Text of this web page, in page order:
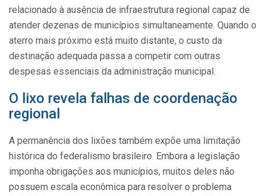
relacionado à ausência de infraestrutura regional capaz de
atender dezenas de municípios simultaneamente. Quando o
aterro mais próximo está muito distante, o custo da
destinação adequada passa a competir com outras
despesas essenciais da administração municipal.
O lixo revela falhas de coordenação
regional
A permanência dos lixões também expõe uma limitação
histórica do federalismo brasileiro. Embora a legislação
imponha obrigações aos municípios, muitos deles não
possuem escala econômica para resolver o problema